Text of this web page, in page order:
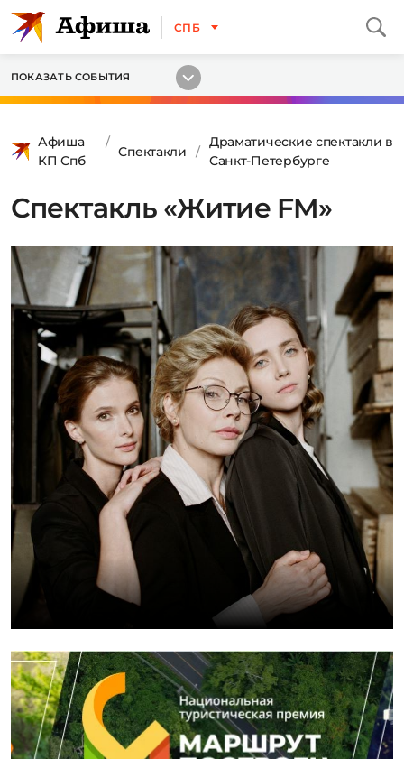
СПБ
ПОКАЗАТЬ СОБЫТИЯ
Афиша
КП Спб
Спектакли
Драматические спектакли в
Санкт-Петербурге
Спектакль «Житие FM»